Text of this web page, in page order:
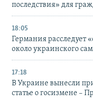
последствия» для
18:05
Германия расследует
около украинского
17:18
В Украине вынесли
статье о госизмене –